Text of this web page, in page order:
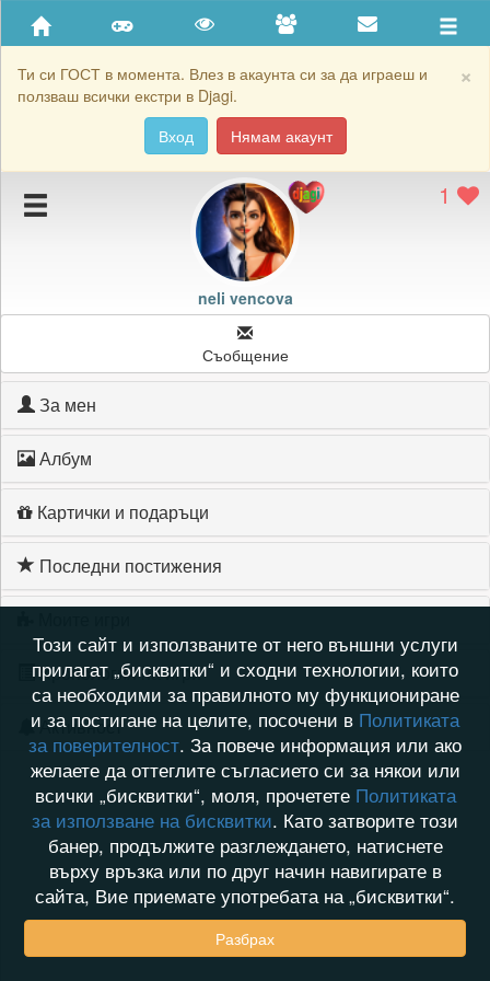
×
Ти си ГОСТ в момента. Влез в акаунта си за да играеш и
ползваш всички екстри в Djagi.
Вход
Нямам акаунт
Приятели
Хронология на игри
Подаръците на neli vencova
Картичките на neli vencova
Блокирай neli vencova
1
neli vencova
Съобщение
За мен
Албум
Картички и подаръци
Последни постижения
Хронология на игри
Активност
Този сайт и използваните от него външни услуги
прилагат „бисквитки“ и сходни технологии, които
са необходими за правилното му функциониране
и за постигане на целите, посочени в Политиката
за поверителност. За повече информация или ако
желаете да оттеглите съгласието си за някои или
всички „бисквитки“, моля, прочетете Политиката
за използване на бисквитки. Като затворите този
банер, продължите разглеждането, натиснете
върху връзка или по друг начин навигирате в
сайта, Вие приемате употребата на „бисквитки“.
Разбрах